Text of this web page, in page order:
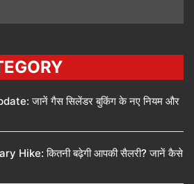
जानें गैस सिलेंडर बुकिंग के नए नियम और
Hike: कितनी बढ़ेगी आपकी सैलरी? जानें कैसे